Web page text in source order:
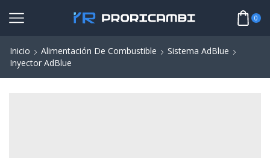
0
Inicio Alimentación De Combustible
Sistema AdBlue
Inyector AdBlue